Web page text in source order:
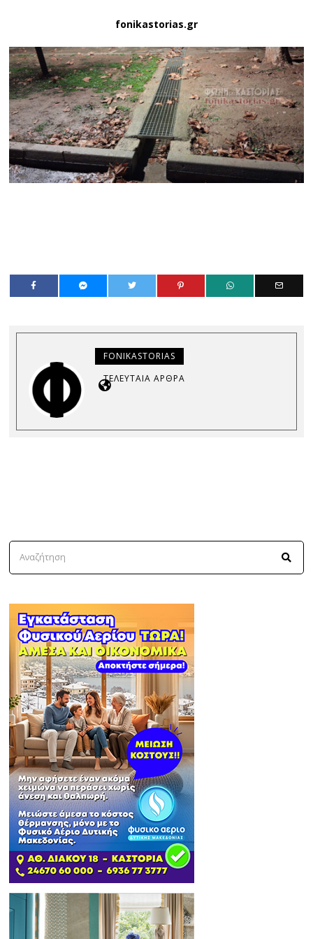
fonikastorias.gr
FONIKASTORIAS
ΤΕΛΕΥΤΑΊΑ ΆΡΘΡΑ